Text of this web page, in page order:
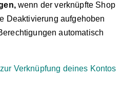
wenn der verknüpfte Shop
Deaktivierung aufgehoben
automatisch
Verknüpfung deines Kontos